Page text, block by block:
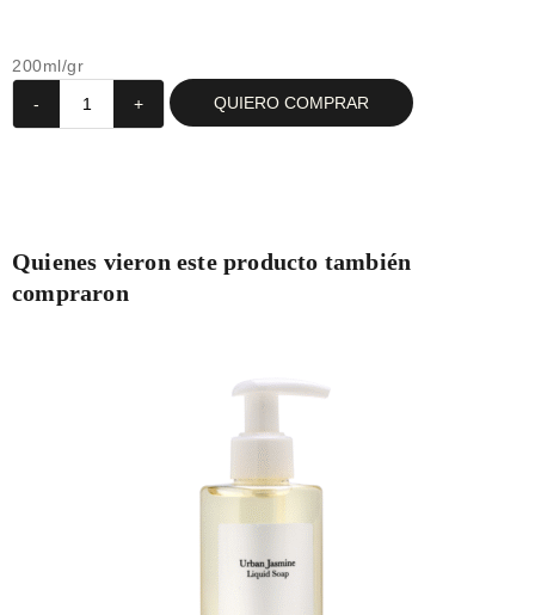
200ml/gr
-
+ QUIERO COMPRAR
Quienes vieron este producto también
compraron